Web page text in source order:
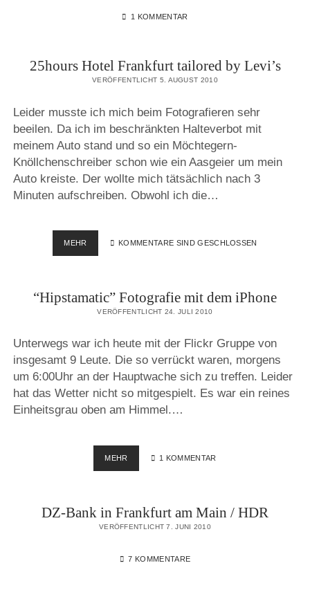
1 KOMMENTAR
25hours Hotel Frankfurt tailored by Levi’s
VERÖFFENTLICHT 5. AUGUST 2010
Leider musste ich mich beim Fotografieren sehr
beeilen. Da ich im beschränkten Halteverbot mit
meinem Auto stand und so ein Möchtegern-
Knöllchenschreiber schon wie ein Aasgeier um mein
Auto kreiste. Der wollte mich tätsächlich nach 3
Minuten aufschreiben. Obwohl ich die…
MEHR 25HOURS
HOTEL
BY
LEVI’S
KOMMENTARE SIND GESCHLOSSEN
“Hipstamatic” Fotografie mit dem iPhone
VERÖFFENTLICHT 24. JULI 2010
Unterwegs war ich heute mit der Flickr Gruppe von
insgesamt 9 Leute. Die so verrückt waren, morgens
um 6:00Uhr an der Hauptwache sich zu treffen. Leider
hat das Wetter nicht so mitgespielt. Es war ein reines
Einheitsgrau oben am Himmel.…
MEHR “HIPSTAMATIC”
FOTOGRAFIE
IPHONE
1 KOMMENTAR
DZ-Bank in Frankfurt am Main / HDR
VERÖFFENTLICHT 7. JUNI 2010
7 KOMMENTARE